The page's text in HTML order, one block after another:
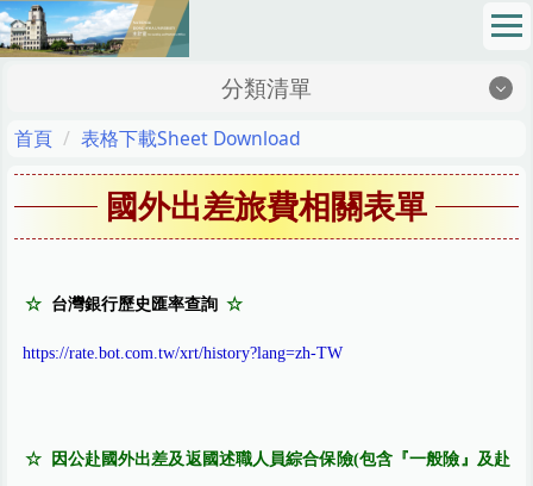
跳
到
容
區
分類清單
地理位置Location
最新消息News
成員介紹Members
首頁 表格下載Sheet Download
國外出差旅費相關表單
☆ 台灣銀行歷史匯率查詢 ☆
https://rate.bot.com.tw/xrt/history?lang=zh-TW
☆ 因公赴國外出差及返國述職人員綜合保險(包含『一般險』及赴